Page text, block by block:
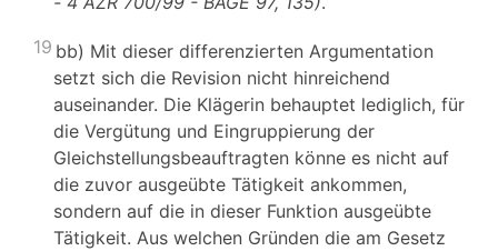
19 bb) Mit dieser differenzierten Argumentation
setzt sich die Revision nicht hinreichend
auseinander. Die Klägerin behauptet lediglich, für
die Vergütung und Eingruppierung der
Gleichstellungsbeauftragten könne es nicht auf
die zuvor ausgeübte Tätigkeit ankommen,
sondern auf die in dieser Funktion ausgeübte
Tätigkeit. Aus welchen Gründen die am Gesetz